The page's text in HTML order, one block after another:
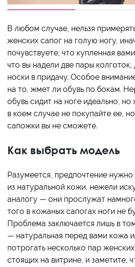
В любом случае, нельзя
женских сапог на голую ногу,
почувствуете, что купленная
что вы надели две пары
носки в придачу. Особое
на то, жмет ли обувь по бокам.
обувь сидит на ноге идеально,
в коем случае не покупайте ее,
сапожки вы не сможете.
Как выбрать модель
Разумеется, предпочтение
из натуральной кожи, нежели
аналогу — они прослужат
того в кожаных сапогах ноги не
Проблема заключается лишь в
— натуральная перед вами кожа
потрогать несколько пар
стоящих на витрине, и заметите,